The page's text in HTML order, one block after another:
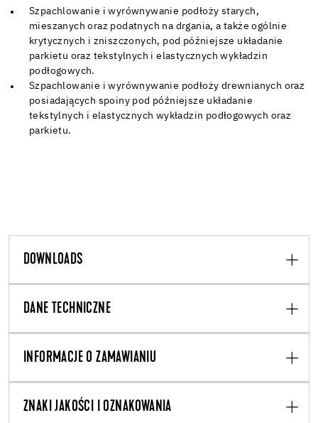
Szpachlowanie i wyrównywanie podłoży starych,
mieszanych oraz podatnych na drgania, a także ogólnie
krytycznych i zniszczonych, pod późniejsze układanie
parkietu oraz tekstylnych i elastycznych wykładzin
podłogowych.
Szpachlowanie i wyrównywanie podłoży drewnianych oraz
posiadających spoiny pod późniejsze układanie
tekstylnych i elastycznych wykładzin podłogowych oraz
parkietu.
DOWNLOADS
DANE TECHNICZNE
INFORMACJE O ZAMAWIANIU
ZNAKI JAKOŚCI I OZNAKOWANIA